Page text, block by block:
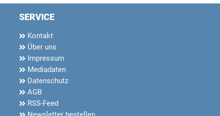
SERVICE
Kontakt
Über uns
Impressum
Mediadaten
Datenschutz
AGB
RSS-Feed